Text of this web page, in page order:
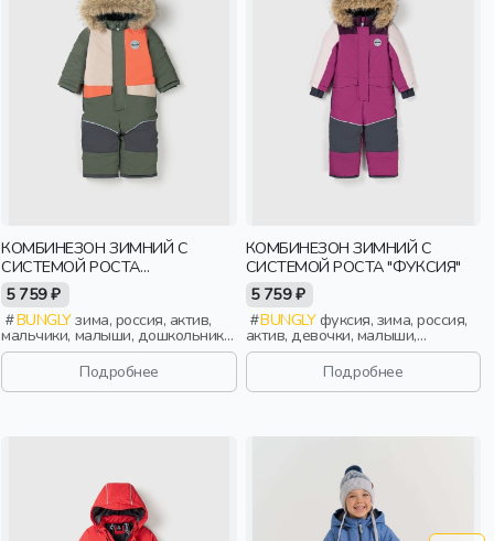
КОМБИНЕЗОН ЗИМНИЙ С
СИСТЕМОЙ РОСТА
"ПАПОРОТНИК"
5 759 ₽
BUNGLYзима, россия, актив,
мальчики, малыши, дошкольники,
дети
Подробнее
КОМБИНЕЗОН ЗИМНИЙ С
СИСТЕМОЙ РОСТА "ФУКСИЯ"
5 759 ₽
BUNGLYфуксия, зима, россия,
актив, девочки, малыши,
дошкольники, дети
Подробнее